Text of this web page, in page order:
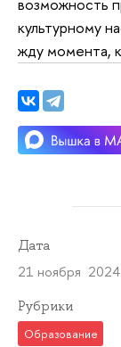
культурному
жду момента,
Дата
21 ноября 2024
Рубрики
Образование